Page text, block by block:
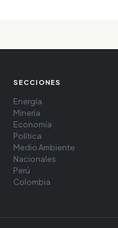
SECCIONES
Energía
Minería
Economía
Política
Medio Ambiente
Nacionales
Perú
Colombia